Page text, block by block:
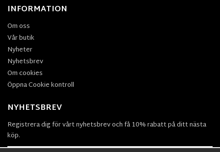
INFORMATION
Om oss
Vår butik
Nyheter
Nyhetsbrev
Om cookies
Öppna Cookie kontroll
NYHETSBREV
Registrera dig för vårt nyhetsbrev och få 10% rabatt på ditt nästa
köp.